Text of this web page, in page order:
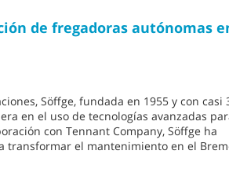
de fregadoras autónomas
Söffge, fundada en 1955 y con casi
en el uso de tecnologías avanzadas
con Tennant Company, Söffge ha
transformar el mantenimiento en el